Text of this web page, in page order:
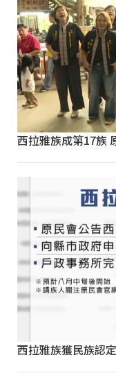
西拉雅族成第17族
西拉雅族獲民族認